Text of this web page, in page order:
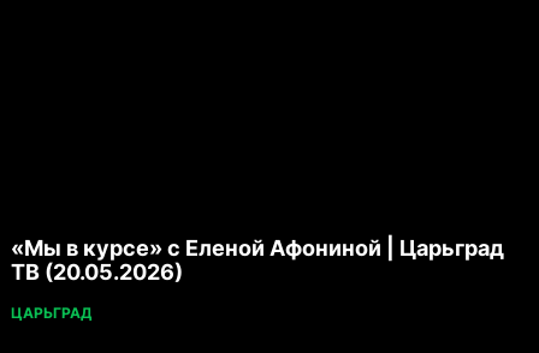
«Мы в курсе» с Еленой Афониной | Царьград
ТВ (20.05.2026)
ЦАРЬГРАД